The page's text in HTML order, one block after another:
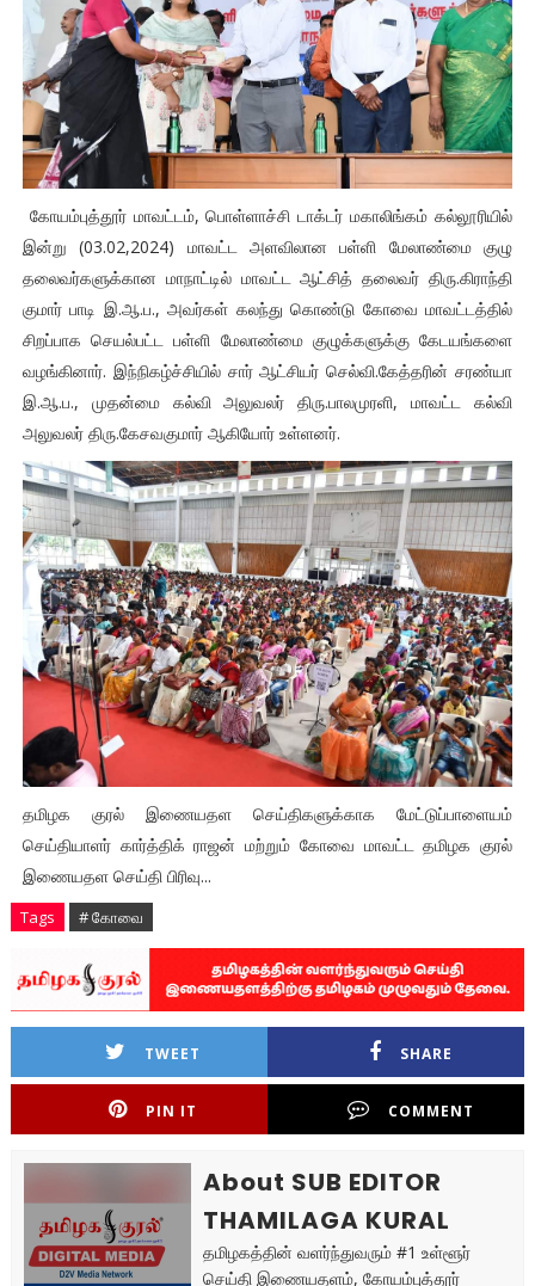
கோயம்புத்தூர் மாவட்டம், பொள்ளாச்சி டாக்டர் மகாலிங்கம் கல்லூரியில்
இன்று (03.02,2024) மாவட்ட அளவிலான பள்ளி மேலாண்மை குழு
தலைவர்களுக்கான மாநாட்டில் மாவட்ட ஆட்சித் தலைவர் திரு.கிராந்தி
குமார் பாடி இ.ஆ.ப., அவர்கள் கலந்து கொண்டு கோவை மாவட்டத்தில்
சிறப்பாக செயல்பட்ட பள்ளி மேலாண்மை குழுக்களுக்கு கேடயங்களை
வழங்கினார். இந்நிகழ்ச்சியில் சார் ஆட்சியர் செல்வி.கேத்தரின் சரண்யா
இ.ஆ.ப., முதன்மை கல்வி அலுவலர் திரு.பாலமுரளி, மாவட்ட கல்வி
அலுவலர் திரு.கேசவகுமார் ஆகியோர் உள்ளனர்.
தமிழக குரல் இணையதள செய்திகளுக்காக மேட்டுப்பாளையம்
செய்தியாளர் கார்த்திக் ராஜன் மற்றும் கோவை மாவட்ட தமிழக குரல்
இணையதள செய்தி பிரிவு...
Tags # கோவை
TWEET SHARE
PIN IT COMMENT
About SUB EDITOR
THAMILAGA KURAL
தமிழகத்தின் வளர்ந்துவரும் #1 உள்ளூர்
செய்தி இணையதளம், கோயம்புத்தூர்